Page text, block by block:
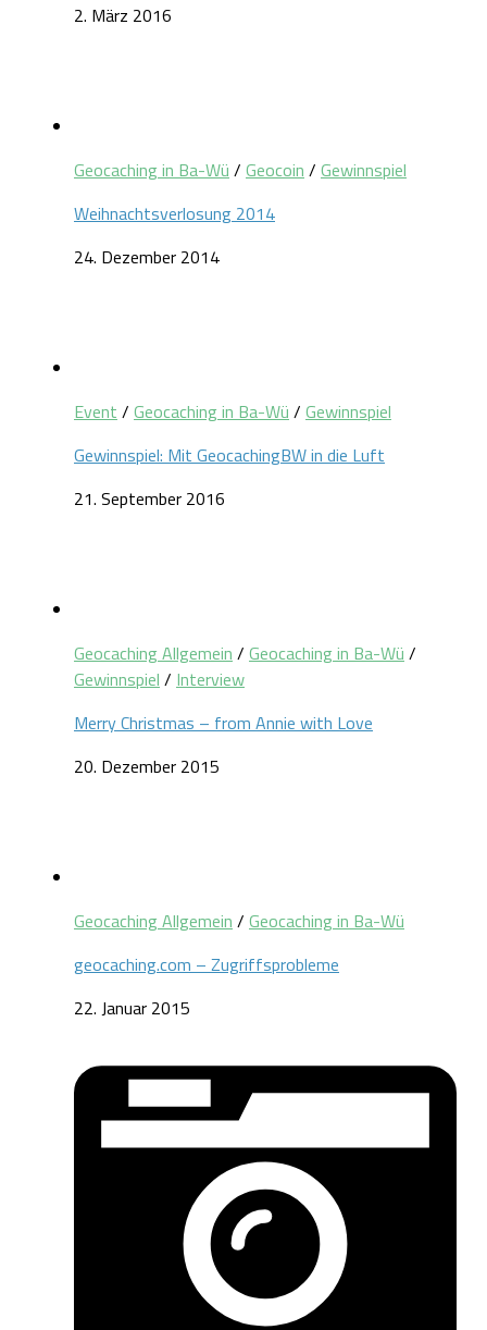
2. März 2016
Geocaching in Ba-Wü / Geocoin / Gewinnspiel
Weihnachtsverlosung 2014
24. Dezember 2014
Event / Geocaching in Ba-Wü / Gewinnspiel
Gewinnspiel: Mit GeocachingBW in die Luft
21. September 2016
Geocaching Allgemein / Geocaching in Ba-Wü /
Gewinnspiel / Interview
Merry Christmas – from Annie with Love
20. Dezember 2015
Geocaching Allgemein / Geocaching in Ba-Wü
geocaching.com – Zugriffsprobleme
22. Januar 2015